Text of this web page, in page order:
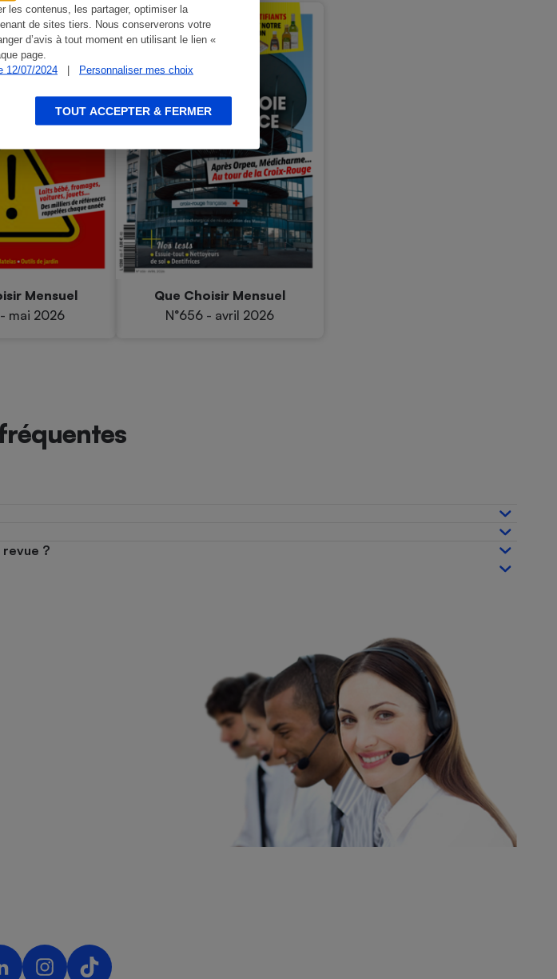
les contenus, les partager, optimiser la
de sites tiers. Nous conserverons votre
d’avis à tout moment en utilisant le lien «
page.
12/07/2024
| Personnaliser mes choix
TOUT ACCEPTER & FERMER
Mensuel
mai 2026
Que Choisir Mensuel
N°656 - avril 2026
?